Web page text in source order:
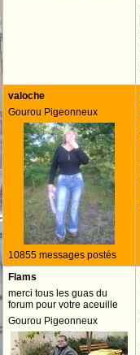
valoche
Gourou Pigeonneux
10855 messages postés
Flams
merci tous les guas du
forum pour votre aceuille
Gourou Pigeonneux